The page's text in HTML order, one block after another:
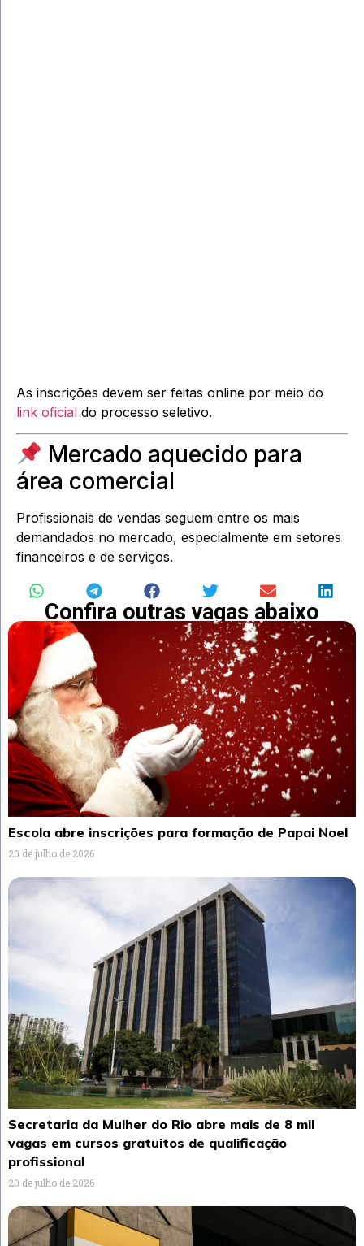
As inscrições devem ser feitas online por meio do
link oficial do processo seletivo.
Mercado aquecido para
área comercial
Profissionais de vendas seguem entre os mais
demandados no mercado, especialmente em setores
financeiros e de serviços.
Confira outras vagas abaixo
Escola abre inscrições para formação de Papai Noel
20 de julho de 2026
Secretaria da Mulher do Rio abre mais de 8 mil
vagas em cursos gratuitos de qualificação
profissional
20 de julho de 2026